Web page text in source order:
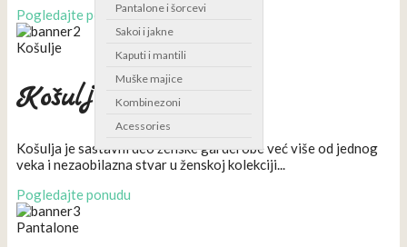
Pantalone i šorcevi
Sakoi i jakne
Kaputi i mantili
Muške majice
Kombinezoni
Acessories
Pogledajte ponudu
Košulje
Košulje
Košulja je sastavni deo ženske garderobe već više od jednog
veka i nezaobilazna stvar u ženskoj kolekciji...
Pogledajte ponudu
Pantalone